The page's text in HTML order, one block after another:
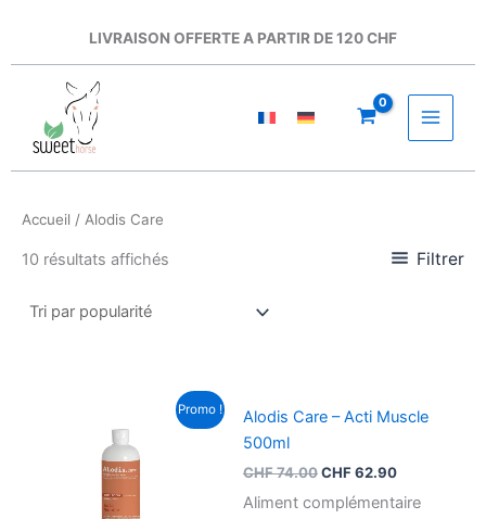
contenu
LIVRAISON OFFERTE A PARTIR DE 120 CHF
Accueil / Alodis Care
10 résultats affichés Filtrer
Promo !
Alodis Care – Acti Muscle
500ml
CHF74.00
prix
CHF 74.00.
CHF62.90
prix
CHF 62.90.
Aliment complémentaire